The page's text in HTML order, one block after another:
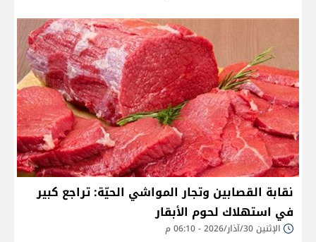
نقابة القصابين وتجار المواشي الحيّة: تراجع كبير
في استهلاك لحوم الأبقار
الإثنين 30/آذار/2026 - 06:10 م